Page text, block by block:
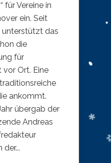
für Vereine in
ein. Seit
unterstützt das
die
für
vor Ort. Eine
ankommt.
übergab der
Andreas
der...